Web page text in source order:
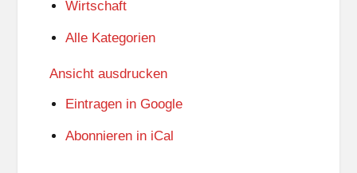
Wirtschaft
Alle Kategorien
Ansicht ausdrucken
Eintragen in Google
Abonnieren in iCal